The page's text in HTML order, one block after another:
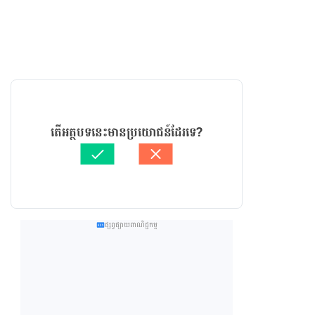
តើអត្ថបទនេះមានប្រយោជន៍ដែរទេ?
ផ្សព្វផ្សាយពាណិជ្ជកម្ម